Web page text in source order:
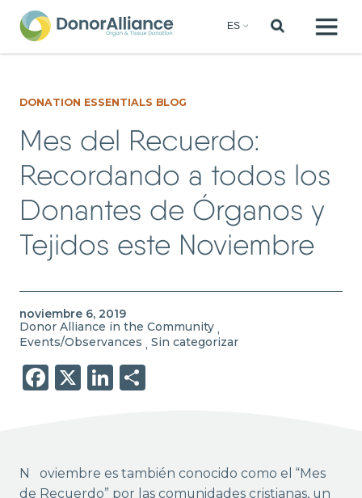
DONATION ESSENTIALS BLOG
Mes del Recuerdo:
Recordando a todos los
Donantes de Órganos y
Tejidos este Noviembre
noviembre 6, 2019
Donor Alliance in the Community ,
Events/Observances , Sin categorizar
Facebook
X LinkedIn
Share
Noviembre es también conocido como el “Mes
de Recuerdo” por las comunidades cristianas, un